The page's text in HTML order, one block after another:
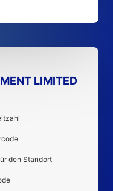
LIMITED
den Standort